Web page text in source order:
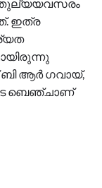
തുല്യയവസരം
ഇത്ര
ബി ആർ ഗവായ്,
ബെഞ്ചാണ്